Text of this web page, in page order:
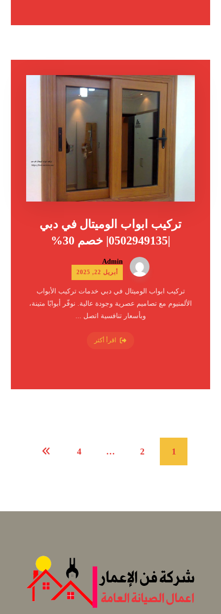
تركيب ابواب الوميتال في دبي
|0502949135| خصم 30%
Admin
أبريل 22, 2025
تركيب ابواب الوميتال في دبي خدمات تركيب الأبواب
الألمنيوم مع تصاميم عصرية وجودة عالية. نوفّر أبوابًا متينة،
وبأسعار تنافسية اتصل ...
اقرأ أكثر
1
2
…
4